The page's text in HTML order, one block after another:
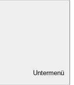
Untermenü